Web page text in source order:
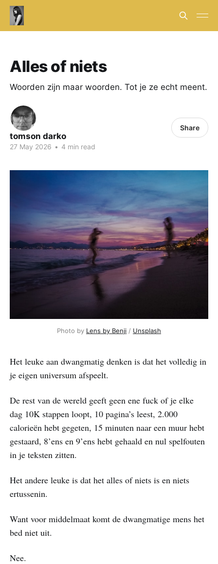
Alles of niets
Woorden zijn maar woorden. Tot je ze echt meent.
tomson darko
27 May 2026 • 4 min read
Share
Photo by Lens by Benji / Unsplash
Het leuke aan dwangmatig denken is dat het volledig in
je eigen universum afspeelt.
De rest van de wereld geeft geen ene fuck of je elke
dag 10K stappen loopt, 10 pagina’s leest, 2.000
calorieën hebt gegeten, 15 minuten naar een muur hebt
gestaard, 8’ens en 9’ens hebt gehaald en nul spelfouten
in je teksten zitten.
Het andere leuke is dat het alles of niets is en niets
ertussenin.
Want voor middelmaat komt de dwangmatige mens het
bed niet uit.
Nee.